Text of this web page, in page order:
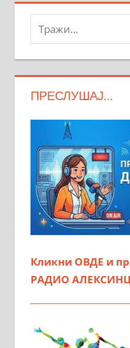
Тражи:
ПРЕСЛУШАЈ…
Кликни ОВДЕ и
РАДИО